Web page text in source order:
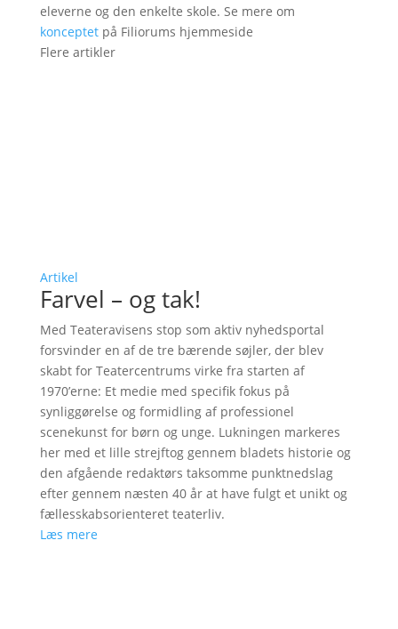
eleverne og den enkelte skole. Se mere om
konceptetpå Filiorums hjemmeside
Flere artikler
Artikel
Farvel – og tak!
Med Teateravisens stop som aktiv nyhedsportal
forsvinder en af de tre bærende søjler, der blev
skabt for Teatercentrums virke fra starten af
1970’erne: Et medie med specifik fokus på
synliggørelse og formidling af professionel
scenekunst for børn og unge. Lukningen markeres
her med et lille strejftog gennem bladets historie og
den afgående redaktørs taksomme punktnedslag
efter gennem næsten 40 år at have fulgt et unikt og
fællesskabsorienteret teaterliv.
Læs mere